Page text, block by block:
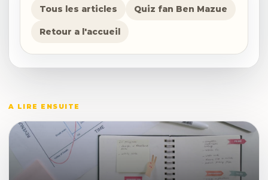
Tous les articles Quiz fan Ben Mazue
Retour a l'accueil
A LIRE ENSUITE